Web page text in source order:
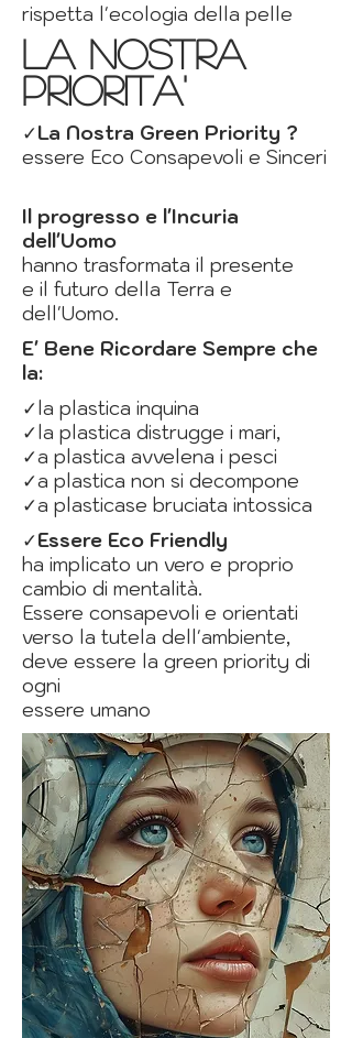
rispetta l'ecologia della pelle
la nostra
priorita'
✓La Nostra Green Priority ?
essere Eco Consapevoli e Sinceri
Il progresso e l'Incuria
dell'Uomo
hanno trasformata il presente
e il futuro della Terra e
dell'Uomo.
E' Bene Ricordare Sempre che
la:
✓la plastica inquina
✓la plastica distrugge i mari,
✓a plastica avvelena i pesci
✓a plastica non si decompone
✓a plasticase bruciata intossica
✓Essere Eco Friendly
ha implicato un vero e proprio
cambio di mentalità.
Essere consapevoli e orientati
verso la tutela dell'ambiente,
deve essere la green priority di
ogni
essere umano